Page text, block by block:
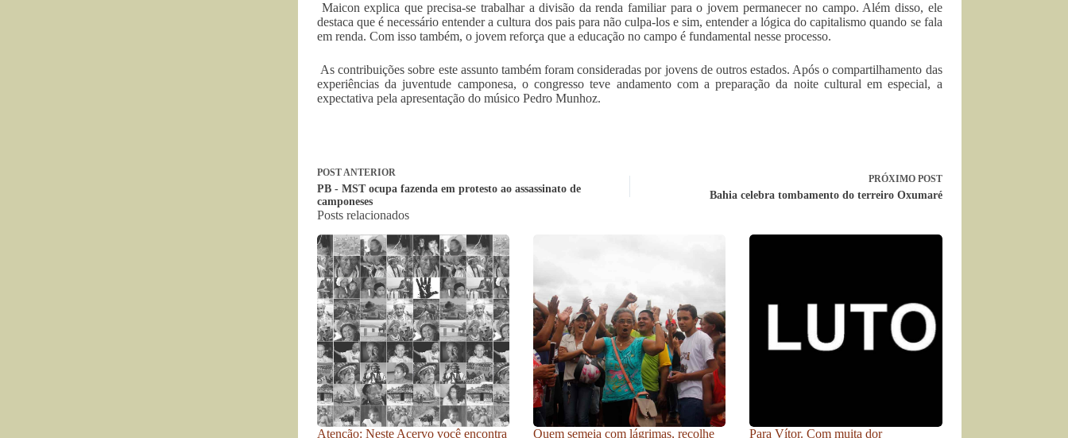
Maicon explica que precisa-se trabalhar a divisão da renda familiar para o jovem permanecer no campo. Além disso, ele
destaca que é necessário entender a cultura dos pais para não culpa-los e sim, entender a lógica do capitalismo quando se fala
em renda. Com isso também, o jovem reforça que a educação no campo é fundamental nesse processo.
As contribuições sobre este assunto também foram consideradas por jovens de outros estados. Após o compartilhamento das
experiências da juventude camponesa, o congresso teve andamento com a preparação da noite cultural em especial, a
expectativa pela apresentação do músico Pedro Munhoz.
POSTANTERIOR
PB - MST ocupa fazenda em protesto ao assassinato de
camponeses
PRÓXIMO POST
Bahia celebra tombamento do terreiro Oxumaré
Posts relacionados
Atenção: Neste Acervo você encontra
Quem semeia com lágrimas, recolhe
Para Vítor. Com muita dor